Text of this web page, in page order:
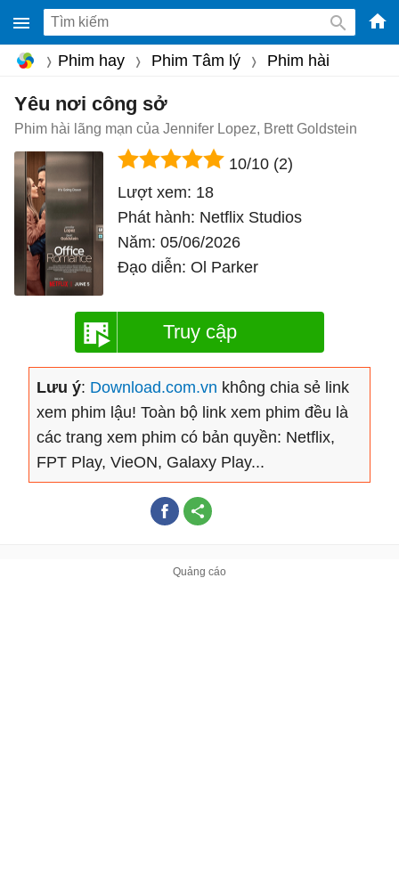
-
Phim hay Phim Tâm lý Phim hài
Yêu nơi công sở
Phim hài lãng mạn của Jennifer Lopez, Brett Goldstein
10/10 (2)
Lượt xem: 18
Phát hành: Netflix Studios
Năm: 05/06/2026
Đạo diễn: Ol Parker
Truy cập
Lưu ý: Download.com.vn không chia sẻ link
xem phim lậu! Toàn bộ link xem phim đều là
các trang xem phim có bản quyền: Netflix,
FPT Play, VieON, Galaxy Play...